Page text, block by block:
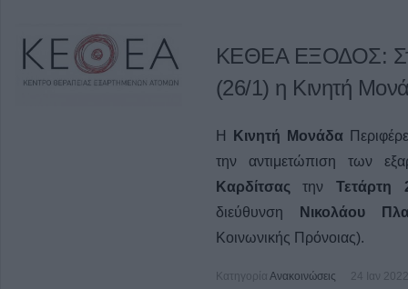
ΚΕΘΕΑ ΕΞΟΔΟΣ:
(26/1) η Κινητή
Η Κινητή Μονάδα
την αντιμετώπιση των
ΚαρδίτσαςτηνΤετάρτη
διεύθυνση
Νικολάου
Κοινωνικής Πρόνοιας).
Κατηγορία Ανακοινώσεις 24 Ιαν 2022